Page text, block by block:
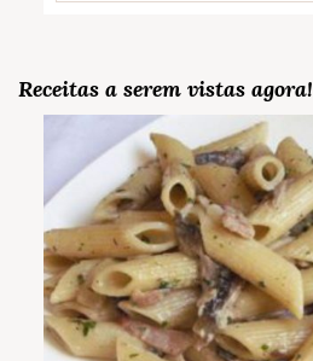
Receitas a serem vistas agora!